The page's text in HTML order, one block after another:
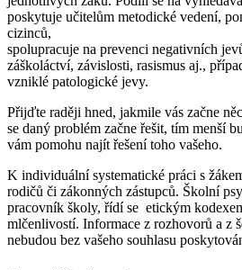
poskytuje učitelům metodické vedení,
cizinců,
spolupracuje na prevenci negativních
záškoláctví, závislosti, rasismus aj.,
vzniklé patologické jevy.
Přijďte raději hned, jakmile vás začne
se daný problém začne řešit, tím menší
vám pomohu najít řešení toho vašeho.
K individuální systematické práci s
rodičů či zákonných zástupců. Školní
pracovník školy, řídí se etickým
mlčenlivostí. Informace z rozhovorů a z
nebudou bez vašeho souhlasu